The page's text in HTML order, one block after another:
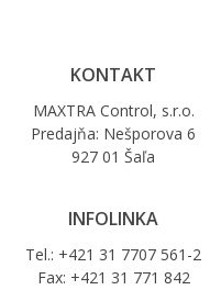
KONTAKT
MAXTRA Control, s.r.o.
Predajňa: Nešporova 6
927 01 Šaľa
INFOLINKA
Tel.: +421 31 7707 561-2
Fax: +421 31 771 842